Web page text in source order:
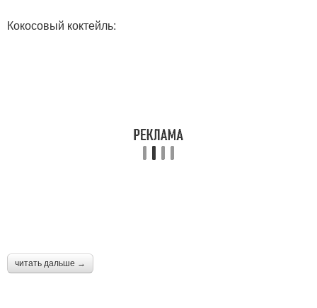
Кокосовый коктейль:
читать дальше →